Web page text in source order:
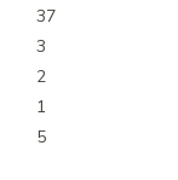
37
3
2
1
5